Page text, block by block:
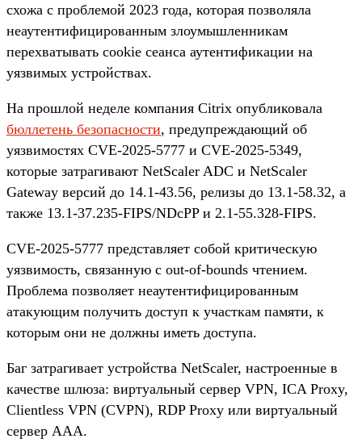
схожа с проблемой 2023 года, которая позволяла
неаутентифицированным злоумышленникам
перехватывать cookie сеанса аутентификации на
уязвимых устройствах.
На прошлой неделе компания Citrix опубликовала
бюллетень безопасности, предупреждающий об
уязвимостях CVE-2025-5777 и CVE-2025-5349,
которые затрагивают NetScaler ADC и NetScaler
Gateway версий до 14.1-43.56, релизы до 13.1-58.32, а
также 13.1-37.235-FIPS/NDcPP и 2.1-55.328-FIPS.
CVE-2025-5777 представляет собой критическую
уязвимость, связанную с out-of-bounds чтением.
Проблема позволяет неаутентифицированным
атакующим получить доступ к участкам памяти, к
которым они не должны иметь доступа.
Баг затрагивает устройства NetScaler, настроенные в
качестве шлюза: виртуальный сервер VPN, ICA Proxy,
Clientless VPN (CVPN), RDP Proxy или виртуальный
сервер AAA.